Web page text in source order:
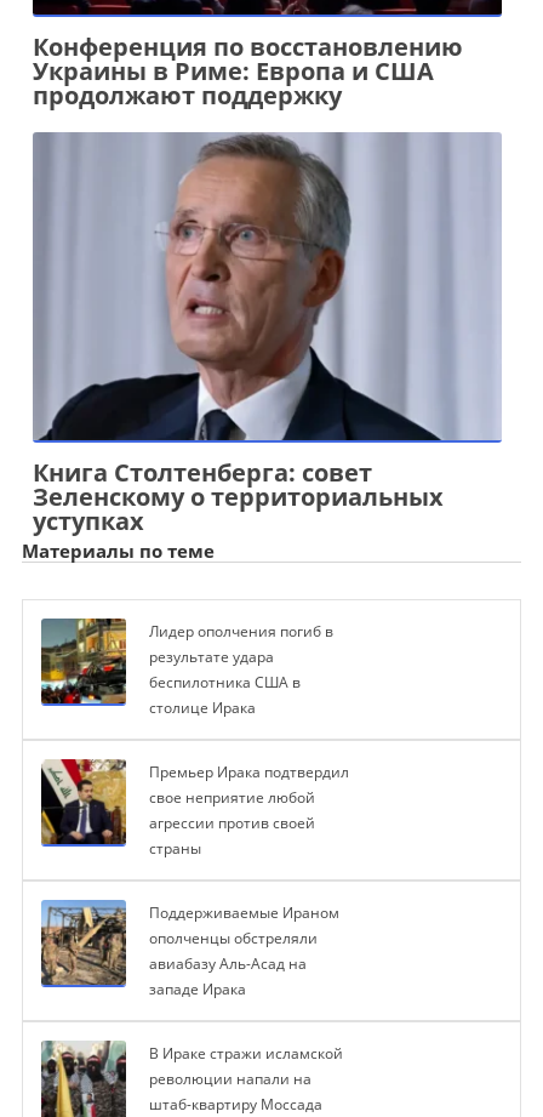
Конференция по восстановлению
Украины в Риме: Европа и США
продолжают поддержку
Книга Столтенберга: совет
Зеленскому о территориальных
уступках
Материалы по теме
Лидер ополчения погиб в
результате удара
беспилотника США в
столице Ирака
Премьер Ирака подтвердил
свое неприятие любой
агрессии против своей
страны
Поддерживаемые Ираном
ополченцы обстреляли
авиабазу Аль-Асад на
западе Ирака
В Ираке стражи исламской
революции напали на
штаб-квартиру Моссада